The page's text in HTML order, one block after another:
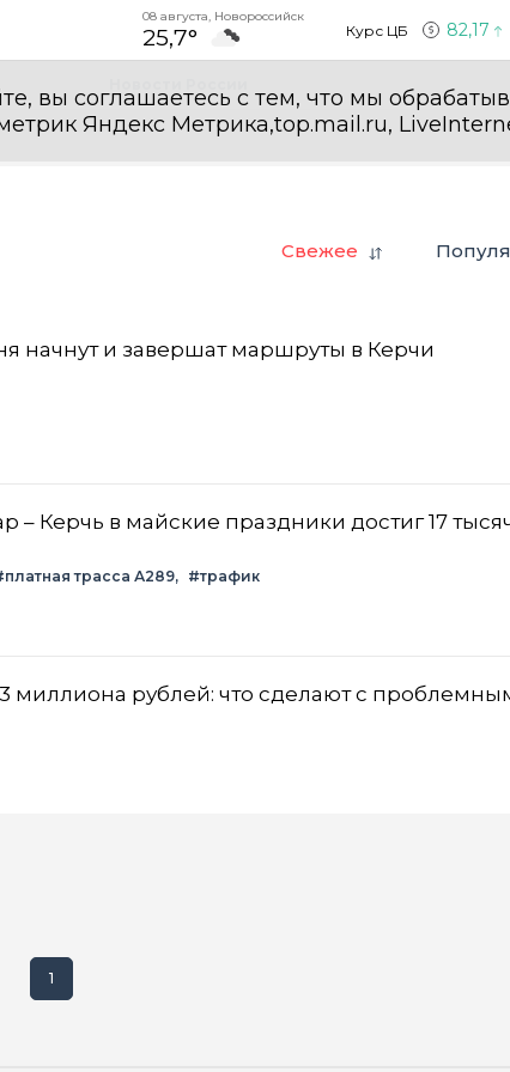
08 августа, Новороссийск
25,7° Курс ЦБ 82,17
вы соглашаетесь с тем, что мы
Яндекс Метрика,top.mail.ru,
Свежее
начнут и завершат маршруты в Керчи
– Керчь в майские праздники достиг 17
трасса А289
#трафик
миллиона рублей: что сделают с
1